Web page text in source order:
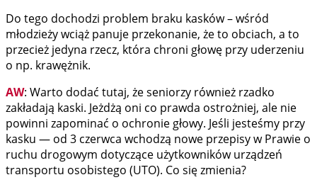
Do tego dochodzi problem braku kasków – wśród
młodzieży wciąż panuje przekonanie, że to obciach, a to
przecież jedyna rzecz, która chroni głowę przy uderzeniu
o np. krawężnik.
AW: Warto dodać tutaj, że seniorzy również rzadko
zakładają kaski. Jeżdżą oni co prawda ostrożniej, ale nie
powinni zapominać o ochronie głowy. Jeśli jesteśmy przy
kasku — od 3 czerwca wchodzą nowe przepisy w Prawie o
ruchu drogowym dotyczące użytkowników urządzeń
transportu osobistego (UTO). Co się zmienia?